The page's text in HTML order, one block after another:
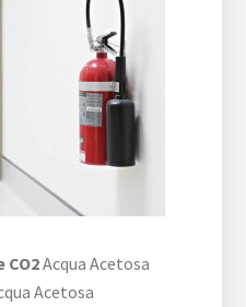
Acqua Acetosa
Acetosa